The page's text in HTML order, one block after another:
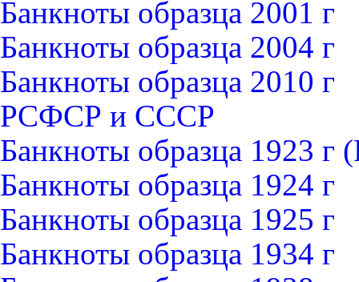
Банкноты образца 2001 г
Банкноты образца 2004 г
Банкноты образца 2010 г
РСФСР и СССР
Банкноты образца 1923
Банкноты образца 1924 г
Банкноты образца 1925 г
Банкноты образца 1934 г